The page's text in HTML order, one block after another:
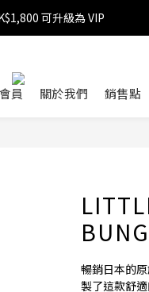
免運費
可升級為 VIP
免運費
會員 關於我們 銷售點
暢銷日本的
製了這款舒